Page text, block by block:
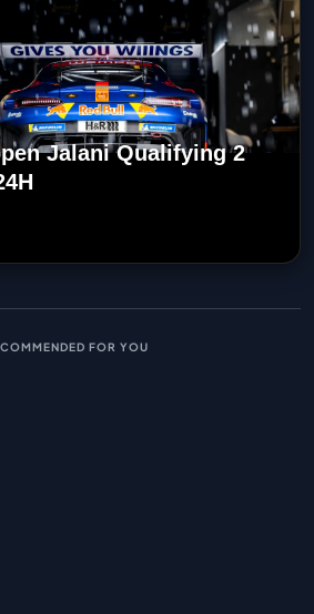
Jalani Qualifying 2
FOR YOU